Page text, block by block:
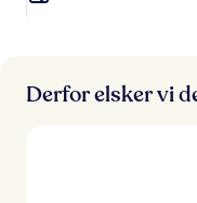
Derfor elsker vi